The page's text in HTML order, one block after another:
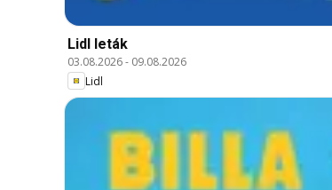
Lidl leták
03.08.2026- 09.08.2026
Lidl